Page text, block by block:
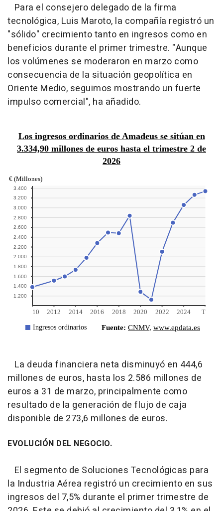
Para el consejero delegado de la firma
tecnológica, Luis Maroto, la compañía registró un
"sólido" crecimiento tanto en ingresos como en
beneficios durante el primer trimestre. "Aunque
los volúmenes se moderaron en marzo como
consecuencia de la situación geopolítica en
Oriente Medio, seguimos mostrando un fuerte
impulso comercial", ha añadido.
La deuda financiera neta disminuyó en 444,6
millones de euros, hasta los 2.586 millones de
euros a 31 de marzo, principalmente como
resultado de la generación de flujo de caja
disponible de 273,6 millones de euros.
EVOLUCIÓN DEL NEGOCIO.
El segmento de Soluciones Tecnológicas para
la Industria Aérea registró un crecimiento en sus
ingresos del 7,5% durante el primer trimestre de